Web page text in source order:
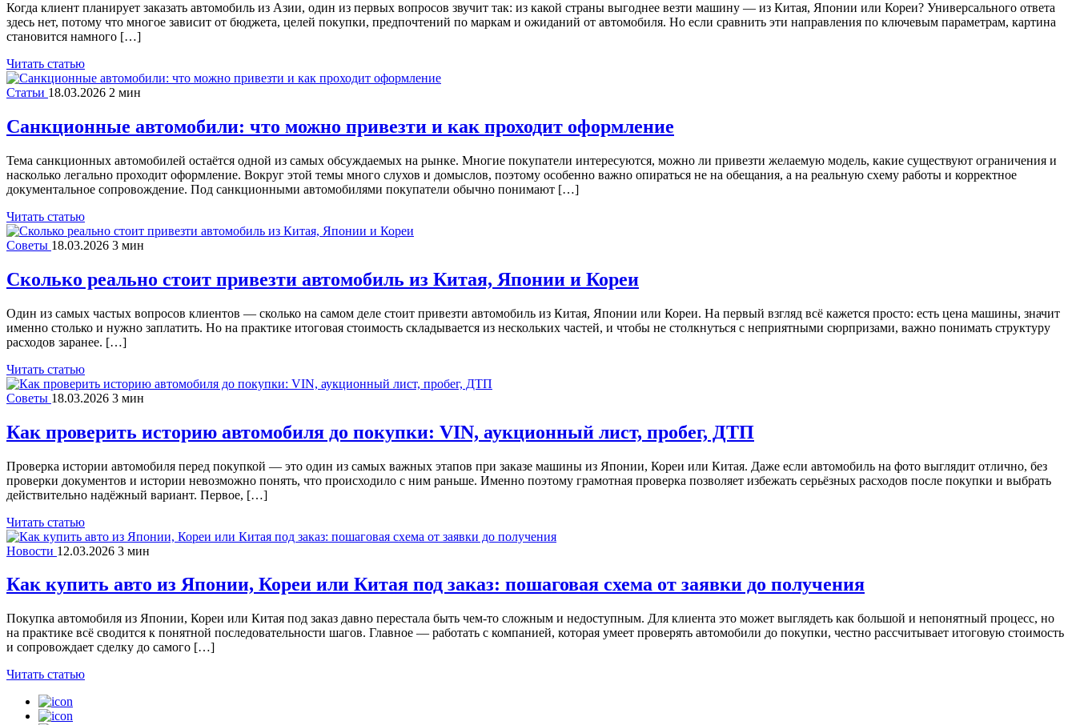
Когда клиент планирует заказать автомобиль из Азии, один из первых вопросов звучит так: из какой страны выгоднее везти машину — из Китая, Японии или Кореи? Универсального ответа
здесь нет, потому что многое зависит от бюджета, целей покупки, предпочтений по маркам и ожиданий от автомобиля. Но если сравнить эти направления по ключевым параметрам, картина
становится намного […]
Читать статью
Статьи 18.03.2026 2 мин
Санкционные автомобили: что можно привезти и как проходит оформление
Тема санкционных автомобилей остаётся одной из самых обсуждаемых на рынке. Многие покупатели интересуются, можно ли привезти желаемую модель, какие существуют ограничения и
насколько легально проходит оформление. Вокруг этой темы много слухов и домыслов, поэтому особенно важно опираться не на обещания, а на реальную схему работы и корректное
документальное сопровождение. Под санкционными автомобилями покупатели обычно понимают […]
Читать статью
Советы 18.03.2026 3 мин
Сколько реально стоит привезти автомобиль из Китая, Японии и Кореи
Один из самых частых вопросов клиентов — сколько на самом деле стоит привезти автомобиль из Китая, Японии или Кореи. На первый взгляд всё кажется просто: есть цена машины, значит
именно столько и нужно заплатить. Но на практике итоговая стоимость складывается из нескольких частей, и чтобы не столкнуться с неприятными сюрпризами, важно понимать структуру
расходов заранее. […]
Читать статью
Советы 18.03.2026 3 мин
Как проверить историю автомобиля до покупки: VIN, аукционный лист, пробег, ДТП
Проверка истории автомобиля перед покупкой — это один из самых важных этапов при заказе машины из Японии, Кореи или Китая. Даже если автомобиль на фото выглядит отлично, без
проверки документов и истории невозможно понять, что происходило с ним раньше. Именно поэтому грамотная проверка позволяет избежать серьёзных расходов после покупки и выбрать
действительно надёжный вариант. Первое, […]
Читать статью
Новости 12.03.2026 3 мин
Как купить авто из Японии, Кореи или Китая под заказ: пошаговая схема от заявки до получения
Покупка автомобиля из Японии, Кореи или Китая под заказ давно перестала быть чем‑то сложным и недоступным. Для клиента это может выглядеть как большой и непонятный процесс, но
на практике всё сводится к понятной последовательности шагов. Главное — работать с компанией, которая умеет проверять автомобили до покупки, честно рассчитывает итоговую стоимость
и сопровождает сделку до самого […]
Читать статью